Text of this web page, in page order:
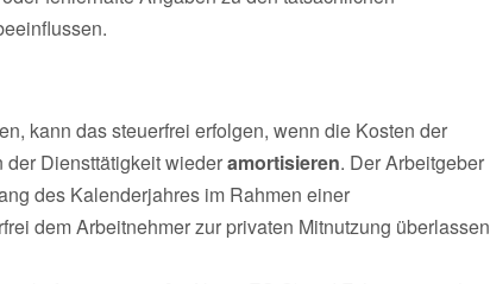
kann das steuerfrei erfolgen, wenn die Kosten der
Diensttätigkeit wiederamortisieren. Der Arbeitgeber
des Kalenderjahres im Rahmen einer
dem Arbeitnehmer zur privaten Mitnutzung überlassen